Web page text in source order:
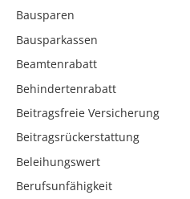
Bausparen
Bausparkassen
Beamtenrabatt
Behindertenrabatt
Beitragsfreie Versicherung
Beitragsrückerstattung
Beleihungswert
Berufsunfähigkeit